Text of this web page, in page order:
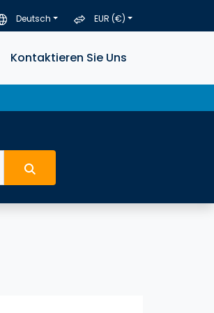
Deutsch EUR (€)
Kontaktieren Sie Uns